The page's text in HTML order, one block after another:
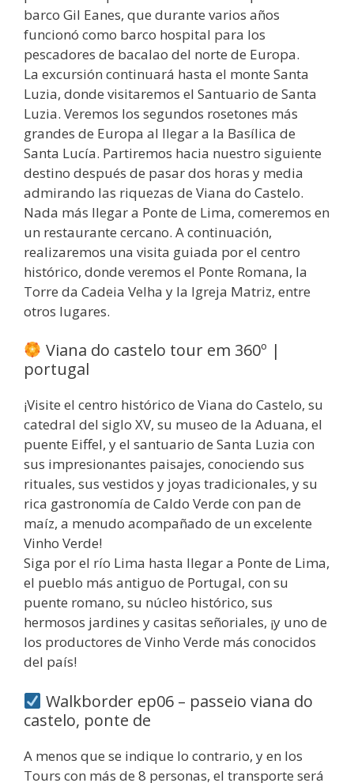
barco Gil Eanes, que durante varios años
funcionó como barco hospital para los
pescadores de bacalao del norte de Europa.
La excursión continuará hasta el monte Santa
Luzia, donde visitaremos el Santuario de Santa
Luzia. Veremos los segundos rosetones más
grandes de Europa al llegar a la Basílica de
Santa Lucía. Partiremos hacia nuestro siguiente
destino después de pasar dos horas y media
admirando las riquezas de Viana do Castelo.
Nada más llegar a Ponte de Lima, comeremos en
un restaurante cercano. A continuación,
realizaremos una visita guiada por el centro
histórico, donde veremos el Ponte Romana, la
Torre da Cadeia Velha y la Igreja Matriz, entre
otros lugares.
Viana do castelo tour em 360º |
portugal
¡Visite el centro histórico de Viana do Castelo, su
catedral del siglo XV, su museo de la Aduana, el
puente Eiffel, y el santuario de Santa Luzia con
sus impresionantes paisajes, conociendo sus
rituales, sus vestidos y joyas tradicionales, y su
rica gastronomía de Caldo Verde con pan de
maíz, a menudo acompañado de un excelente
Vinho Verde!
Siga por el río Lima hasta llegar a Ponte de Lima,
el pueblo más antiguo de Portugal, con su
puente romano, su núcleo histórico, sus
hermosos jardines y casitas señoriales, ¡y uno de
los productores de Vinho Verde más conocidos
del país!
Walkborder ep06 – passeio viana do
castelo, ponte de
A menos que se indique lo contrario, y en los
Tours con más de 8 personas, el transporte será